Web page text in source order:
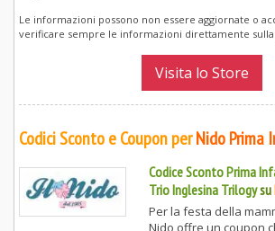
Le informazioni possono non essere aggiornate o
verificare sempre le informazioni direttamente sulla
Visita lo Store
Codici Sconto e Coupon perNido Prima
Codice Sconto Prima
Trio Inglesina Trilogysu
Per la festa della
Nido offre un coupon